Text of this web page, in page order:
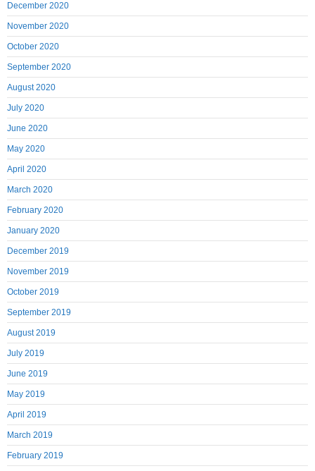
December 2020
November 2020
October 2020
September 2020
August 2020
July 2020
June 2020
May 2020
April 2020
March 2020
February 2020
January 2020
December 2019
November 2019
October 2019
September 2019
August 2019
July 2019
June 2019
May 2019
April 2019
March 2019
February 2019